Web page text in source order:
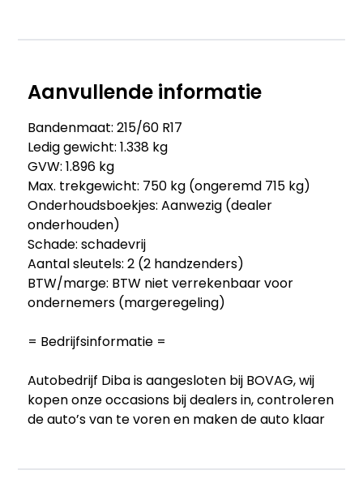
Aanvullende informatie
Bandenmaat: 215/60 R17
Ledig gewicht: 1.338 kg
GVW: 1.896 kg
Max. trekgewicht: 750 kg (ongeremd 715 kg)
Onderhoudsboekjes: Aanwezig (dealer
onderhouden)
Schade: schadevrij
Aantal sleutels: 2 (2 handzenders)
BTW/marge: BTW niet verrekenbaar voor
ondernemers (margeregeling)
= Bedrijfsinformatie =
Autobedrijf Diba is aangesloten bij BOVAG, wij
kopen onze occasions bij dealers in, controleren
de auto’s van te voren en maken de auto klaar